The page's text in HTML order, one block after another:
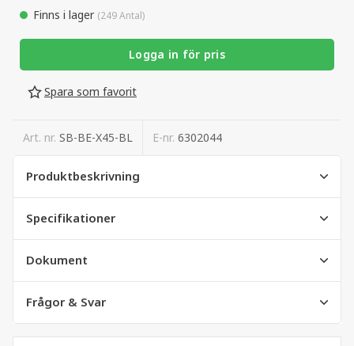
Finns i lager (249 Antal)
Logga in för pris
Spara som favorit
Art. nr. SB-BE-X45-BL E-nr. 6302044
Produktbeskrivning
Specifikationer
Dokument
Frågor & Svar